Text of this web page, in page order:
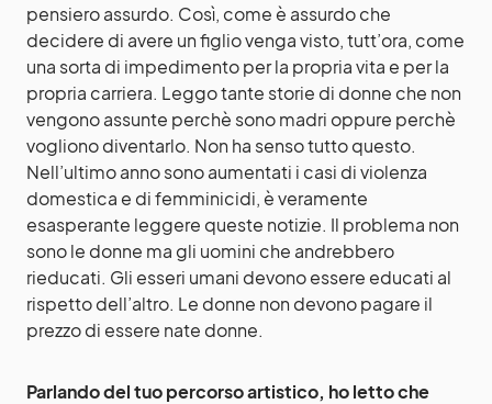
pensiero assurdo. Così, come è assurdo che
decidere di avere un figlio venga visto, tutt’ora, come
una sorta di impedimento per la propria vita e per la
propria carriera. Leggo tante storie di donne che non
vengono assunte perchè sono madri oppure perchè
vogliono diventarlo. Non ha senso tutto questo.
Nell’ultimo anno sono aumentati i casi di violenza
domestica e di femminicidi, è veramente
esasperante leggere queste notizie. Il problema non
sono le donne ma gli uomini che andrebbero
rieducati. Gli esseri umani devono essere educati al
rispetto dell’altro. Le donne non devono pagare il
prezzo di essere nate donne.
Parlando del tuo percorso artistico, ho letto che